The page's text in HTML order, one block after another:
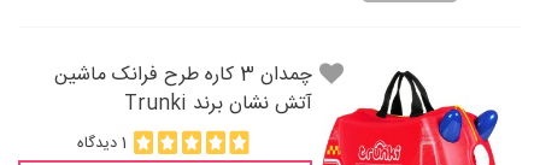
چمدان 3 کاره طرح فرانک ماشین
آتش نشان برند Trunki
1 دیدگاه